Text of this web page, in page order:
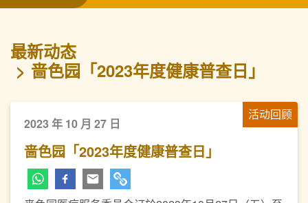
最新动态
啬色园「2023年度健康普查日」
活动回顾
2023 年 10 月 27 日
啬色园「2023年度健康普查日」